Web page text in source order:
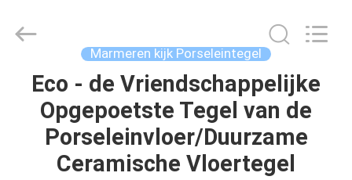
HUIS
PRODUCTEN
CERAMICS
CO.,LTD..
Marmeren kijk Porseleintegel
Eco - de Vriendschappelijke
Opgepoetste Tegel van de
Porseleinvloer/Duurzame
Ceramische Vloertegel